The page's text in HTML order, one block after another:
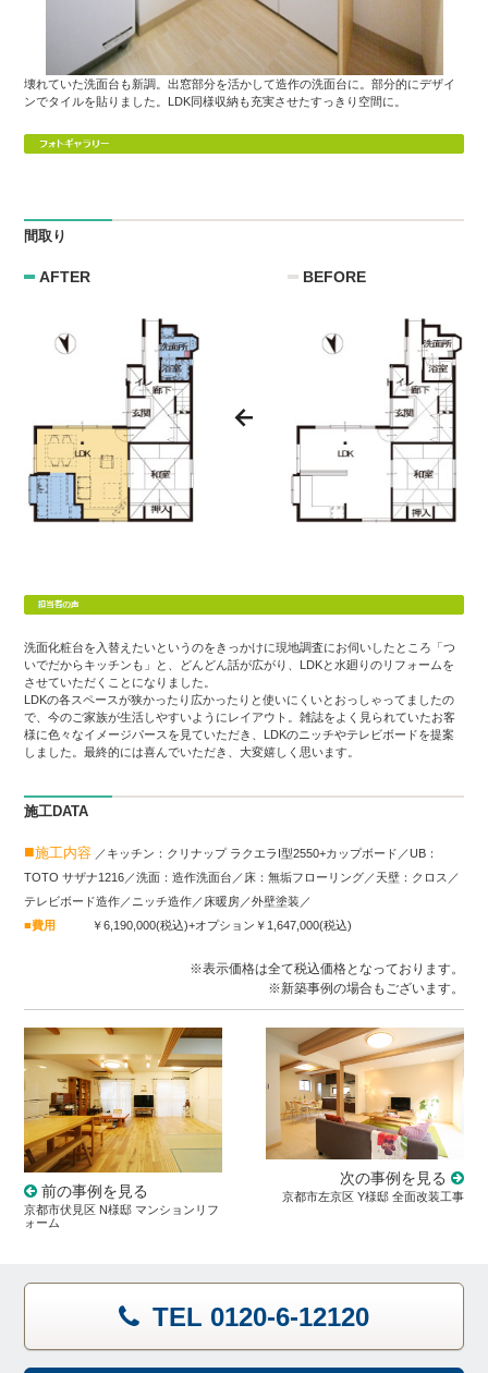
壊れていた洗面台も新調。出窓部分を活かして造作の洗面台に。部分的にデザイ
ンでタイルを貼りました。LDK同様収納も充実させたすっきり空間に。
間取り
BEFORE
AFTER
洗面化粧台を入替えたいというのをきっかけに現地調査にお伺いしたところ「つ
いでだからキッチンも」と、どんどん話が広がり、LDKと水廻りのリフォームを
させていただくことになりました。
LDKの各スペースが狭かったり広かったりと使いにくいとおっしゃってましたの
で、今のご家族が生活しやすいようにレイアウト。雑誌をよく見られていたお客
様に色々なイメージパースを見ていただき、LDKのニッチやテレビボードを提案
しました。最終的には喜んでいただき、大変嬉しく思います。
施工DATA
■施工内容 ／キッチン：クリナップ ラクエラI型2550+カップボード／UB：
TOTO サザナ1216／洗面：造作洗面台／床：無垢フローリング／天壁：クロス／
テレビボード造作／ニッチ造作／床暖房／外壁塗装／
■費用
￥6,190,000(税込)+オプション￥1,647,000(税込)
※表示価格は全て税込価格となっております。
※新築事例の場合もございます。
前の事例を見る
京都市伏見区 N様邸 マンションリフ
ォーム
次の事例を見る
京都市左京区 Y様邸 全面改装工事
TEL 0120-6-12120